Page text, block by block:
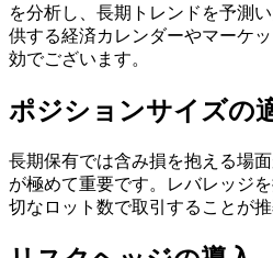
を分析し、長期トレンドを予測
供する経済カレンダーやマーケ
効でございます。
ポジションサイズの
長期保有では含み損を抱える場
が極めて重要です。レバレッジ
切なロット数で取引することが推